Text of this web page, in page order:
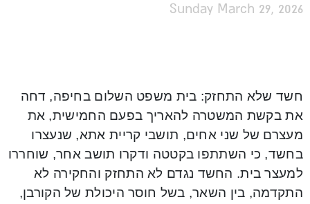
Sunday March 29, 2026
חשד שלא התחזק: בית משפט השלום בחיפה, דחה
את בקשת המשטרה להאריך בפעם החמישית, את
מעצרם של שני אחים, תושבי קריית אתא, שנעצרו
בחשד, כי השתתפו בקטטה ודקרו תושב אחר, שוחררו
למעצר בית. החשד נגדם לא התחזק והחקירה לא
התקדמה, בין השאר, בשל חוסר היכולת של הקורבן,